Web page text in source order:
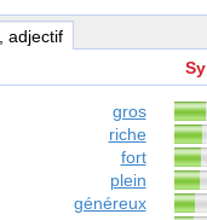
, adjectif
gros
riche
fort
plein
généreux